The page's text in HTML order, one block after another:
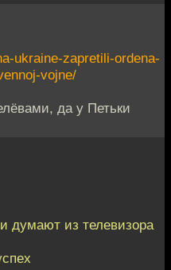
ukraine-zapretili-ordena-
vojne/
да у Петьки
думают из телевизора